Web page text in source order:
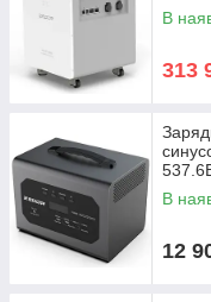
В
313
В
12